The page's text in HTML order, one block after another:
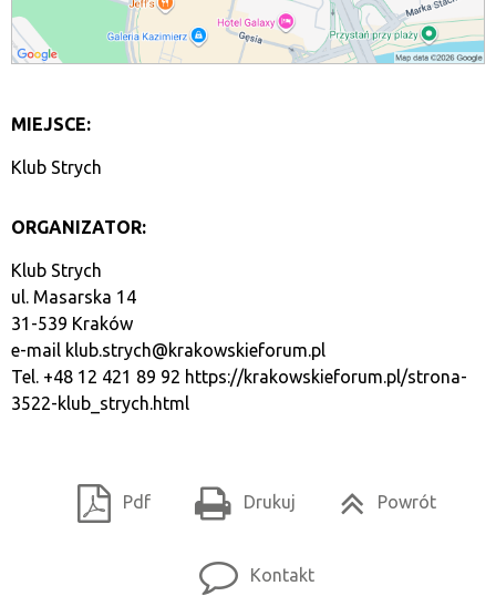
MIEJSCE:
Klub Strych
ORGANIZATOR:
Klub Strych
ul. Masarska 14
31-539 Kraków
e-mail klub.strych@krakowskieforum.pl
Tel. +48 12 421 89 92 https://krakowskieforum.pl/strona-
3522-klub_strych.html
Pdf Drukuj Powrót
Kontakt